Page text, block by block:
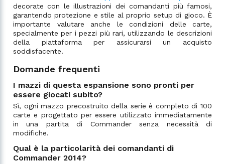
decorate con le illustrazioni dei comandanti più famosi,
garantendo protezione e stile al proprio setup di gioco. È
importante valutare anche le condizioni delle carte,
specialmente per i pezzi più rari, utilizzando le descrizioni
della piattaforma per assicurarsi un acquisto
soddisfacente.
Domande frequenti
I mazzi di questa espansione sono pronti per
essere giocati subito?
Sì, ogni mazzo precostruito della serie è completo di 100
carte e progettato per essere utilizzato immediatamente
in una partita di Commander senza necessità di
modifiche.
Qual è la particolarità dei comandanti di
Commander 2014?